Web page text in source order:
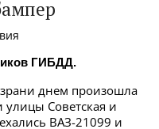
ГИБДД.
днем произошла
улицы Советская и
ВАЗ-21099 и